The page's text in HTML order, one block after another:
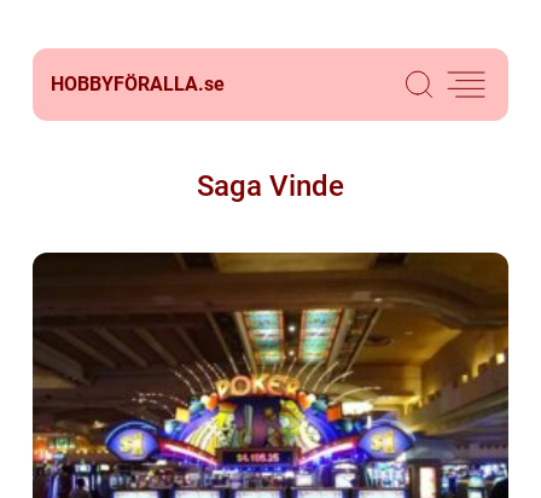
HOBBYFÖRALLA.se
Saga Vinde